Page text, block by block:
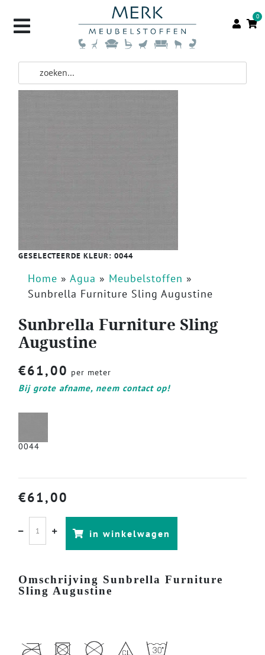
0
GESELECTEERDE KLEUR: 0044
Home » Agua » Meubelstoffen »
Sunbrella Furniture Sling Augustine
Sunbrella Furniture Sling
Augustine
€61,00 per meter
Bij grote afname, neem contact op!
0044
€61,00
in winkelwagen
Omschrijving Sunbrella Furniture
Sling Augustine